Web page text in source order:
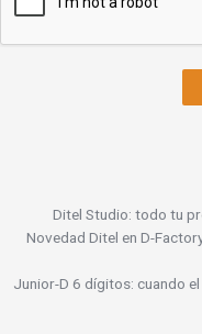
Ditel Studio: todo tu
Novedad Ditel en D-
Junior-D 6 dígitos: cuando